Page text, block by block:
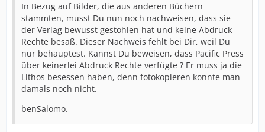
In Bezug auf Bilder, die aus anderen Büchern
stammten, musst Du nun noch nachweisen, dass sie
der Verlag bewusst gestohlen hat und keine Abdruck
Rechte besaß. Dieser Nachweis fehlt bei Dir, weil Du
nur behauptest. Kannst Du beweisen, dass Pacific Press
über keinerlei Abdruck Rechte verfügte ? Er muss ja die
Lithos besessen haben, denn fotokopieren konnte man
damals noch nicht.
benSalomo.